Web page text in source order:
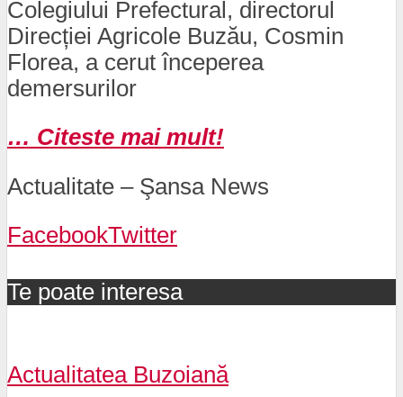
Colegiului Prefectural, directorul
Direcției Agricole Buzău, Cosmin
Florea, a cerut începerea
demersurilor
… Citeste mai mult!
Actualitate – Şansa News
FacebookTwitter
Te poate interesa
Actualitatea Buzoiană